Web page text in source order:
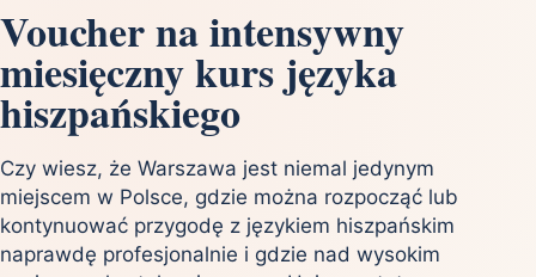
Voucher na intensywny
miesięczny kurs języka
hiszpańskiego
Czy wiesz, że Warszawa jest niemal jedynym
miejscem w Polsce, gdzie można rozpocząć lub
kontynuować przygodę z językiem hiszpańskim
naprawdę profesjonalnie i gdzie nad wysokim